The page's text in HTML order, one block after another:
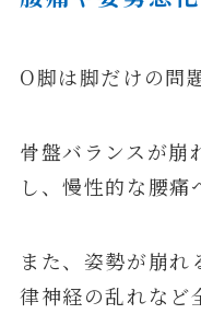
O脚は脚だけの問
骨盤バランスが崩
し、慢性的な腰痛
また、姿勢が崩れ
律神経の乱れなど